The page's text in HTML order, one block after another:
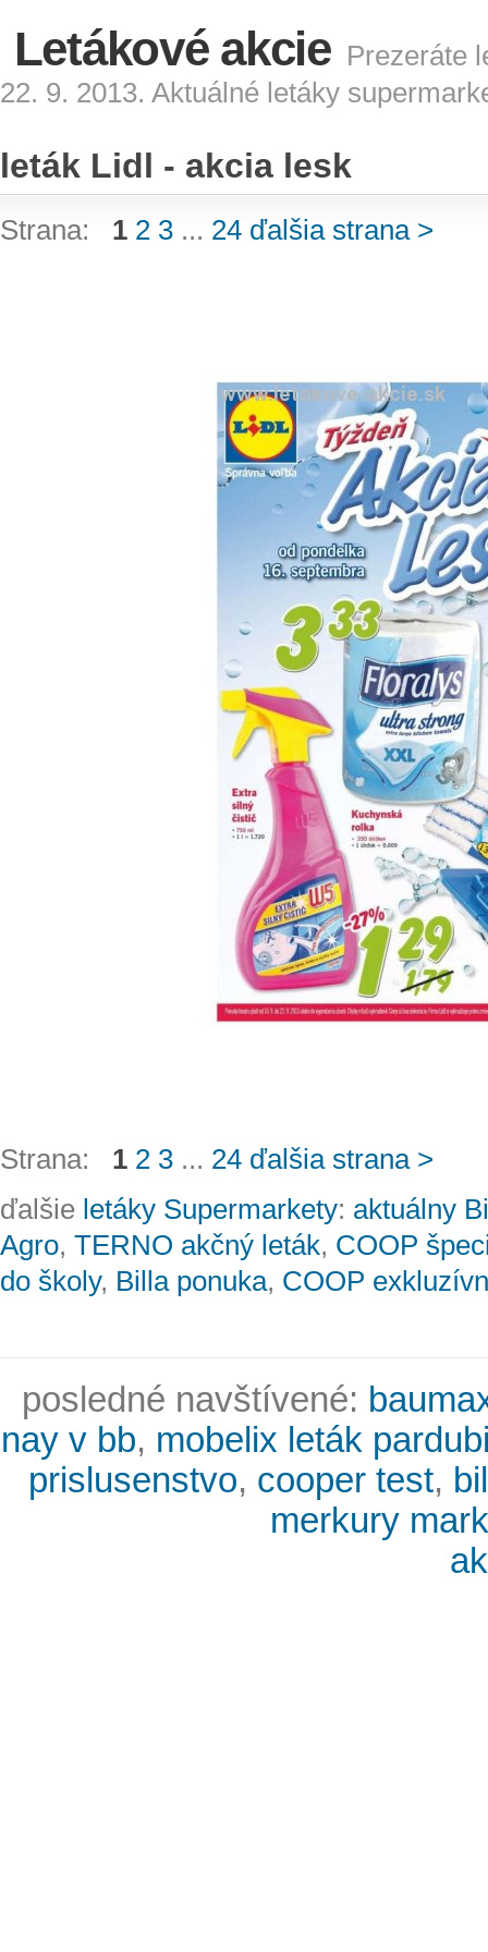
Letákové akcie Prezeráte
22. 9. 2013. Aktuálné letáky
leták Lidl - akcia lesk
Strana: 1 2 3 ... 24 ďalšia strana >
Strana: 1 2 3 ... 24 ďalšia strana >
ďalšie letáky Supermarkety: aktuálny
Agro, TERNO akčný leták, COOP
do školy, Billa ponuka, COOP
posledné navštívené:
nay v bb, mobelix leták
prislusenstvo, cooper test,
merkury